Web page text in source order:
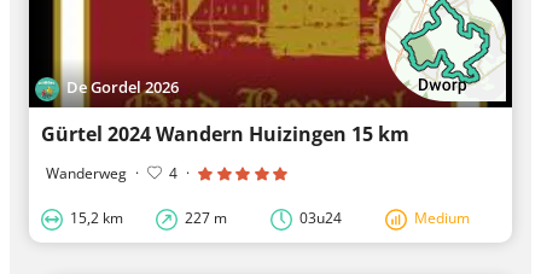
De Gordel 2026
Gürtel 2024 Wandern Huizingen 15 km
Wanderweg · 4 ·
15,2 km 227 m 03u24 Medium